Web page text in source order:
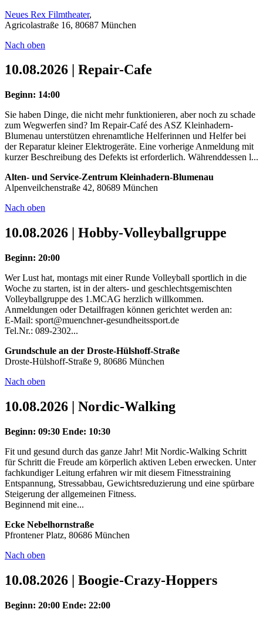
Neues Rex Filmtheater,
Agricolastraße 16, 80687 München
Nach oben
10.08.2026 | Repair-Cafe
Beginn: 14:00
Sie haben Dinge, die nicht mehr funktionieren, aber noch zu schade
zum Wegwerfen sind? Im Repair-Café des ASZ Kleinhadern-
Blumenau unterstützen ehrenamtliche Helferinnen und Helfer bei
der Reparatur kleiner Elektrogeräte. Eine vorherige Anmeldung mit
kurzer Beschreibung des Defekts ist erforderlich. Währenddessen l...
Alten- und Service-Zentrum Kleinhadern-Blumenau
Alpenveilchenstraße 42, 80689 München
Nach oben
10.08.2026 | Hobby-Volleyballgruppe
Beginn: 20:00
Wer Lust hat, montags mit einer Runde Volleyball sportlich in die
Woche zu starten, ist in der alters- und geschlechtsgemischten
Volleyballgruppe des 1.MCAG herzlich willkommen.
Anmeldungen oder Detailfragen können gerichtet werden an:
E-Mail: sport@muenchner-gesundheitssport.de
Tel.Nr.: 089-2302...
Grundschule an der Droste-Hülshoff-Straße
Droste-Hülshoff-Straße 9, 80686 München
Nach oben
10.08.2026 | Nordic-Walking
Beginn: 09:30 Ende: 10:30
Fit und gesund durch das ganze Jahr! Mit Nordic-Walking Schritt
für Schritt die Freude am körperlich aktiven Leben erwecken. Unter
fachkundiger Leitung erfahren wir mit diesem Fitnesstraining
Entspannung, Stressabbau, Gewichtsreduzierung und eine spürbare
Steigerung der allgemeinen Fitness.
Beginnend mit eine...
Ecke Nebelhornstraße
Pfrontener Platz, 80686 München
Nach oben
10.08.2026 | Boogie-Crazy-Hoppers
Beginn: 20:00 Ende: 22:00